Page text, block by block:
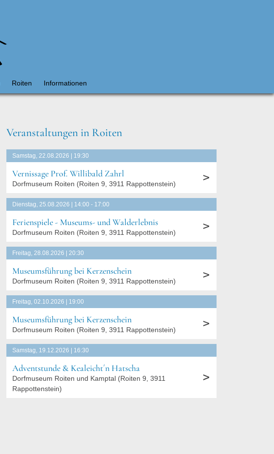
Roiten Informationen
Veranstaltungen in Roiten
Samstag, 22.08.2026 | 19:30
Vernissage Prof. Willibald Zahrl
Dorfmuseum Roiten (Roiten 9, 3911 Rappottenstein)
Dienstag, 25.08.2026 | 14:00 - 17:00
Ferienspiele - Museums- und Walderlebnis
Dorfmuseum Roiten (Roiten 9, 3911 Rappottenstein)
Freitag, 28.08.2026 | 20:30
Museumsführung bei Kerzenschein
Dorfmuseum Roiten (Roiten 9, 3911 Rappottenstein)
Freitag, 02.10.2026 | 19:00
Museumsführung bei Kerzenschein
Dorfmuseum Roiten (Roiten 9, 3911 Rappottenstein)
Samstag, 19.12.2026 | 16:30
Adventstunde & Kealeicht´n Hatscha
Dorfmuseum Roiten und Kamptal (Roiten 9, 3911
Rappottenstein)